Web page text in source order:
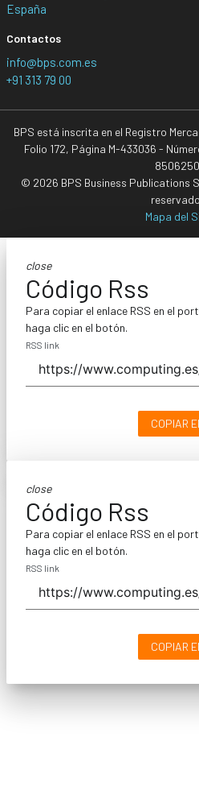
España
Contactos
info@bps.com.es
+91 313 79 00
BPS está inscrita en el Registro
Folio 172, Página M-433036 -
© 2026 BPS Business Publications
Mapa del
close
Código Rss
Para copiar el enlace RSS en el
haga clic en el botón.
RSS link
COPIAR
close
Código Rss
Para copiar el enlace RSS en el
haga clic en el botón.
RSS link
COPIAR